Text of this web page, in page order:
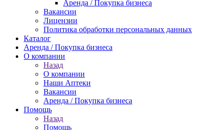
Аренда / Покупка бизнеса
Вакансии
Лицензии
Политика обработки персональных данных
Каталог
Аренда / Покупка бизнеса
О компании
Назад
О компании
Наши Аптеки
Вакансии
Аренда / Покупка бизнеса
Помощь
Назад
Помощь